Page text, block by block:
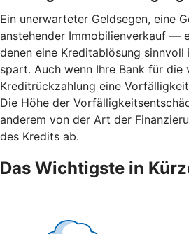
Ein unerwarteter Geldsegen, eine
anstehender Immobilienverkauf —
denen eine Kreditablösung
spart. Auch wenn Ihre Bank für die
Kreditrückzahlung eine
Die Höhe der
anderem von der Art der
des Kredits ab.
Das Wichtigste in